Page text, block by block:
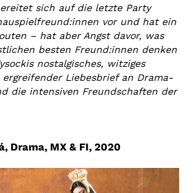
sich auf die letzte Party
vor und hat ein
– hat aber Angst davor, was
besten Freund:innen denken
nostalgisches, witziges
Liebesbrief an Drama-
die intensiven Freundschaften der
Drama, MX & FI, 2020